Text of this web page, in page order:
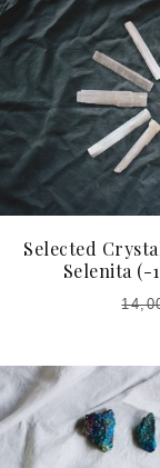
Selected
Selenita (-